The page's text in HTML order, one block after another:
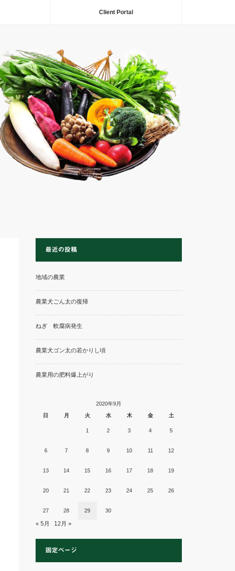
Client Portal
最近の投稿
地域の農業
農業犬ごん太の復帰
ねぎ 軟腐病発生
農業犬ゴン太の若かりし頃
農業用の肥料爆上がり
2020年9月
日
月 火 水 木 金 土
1 2 3 4 5
6 7 8 9 10 11 12
13 14 15 16 17 18 19
20 21 22 23 24 25 26
27 28 29 30
« 5月 12月 »
固定ページ